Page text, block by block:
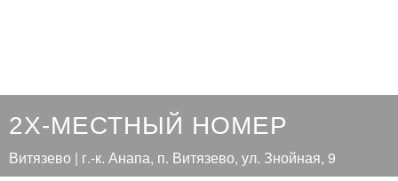
2Х-МЕСТНЫЙ НОМЕР
Витязево | г.-к. Анапа, п. Витязево, ул. Знойная, 9